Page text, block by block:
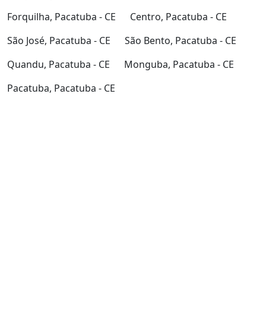
Forquilha, Pacatuba - CE
Centro, Pacatuba - CE
São José, Pacatuba - CE
São Bento, Pacatuba - CE
Quandu, Pacatuba - CE
Monguba, Pacatuba - CE
Pacatuba, Pacatuba - CE